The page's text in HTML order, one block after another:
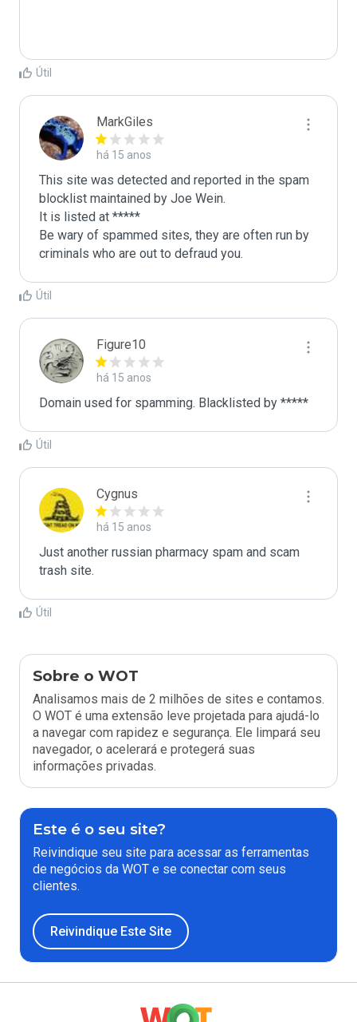
Útil
MarkGiles
há 15 anos
This site was detected and reported in the spam
blocklist maintained by Joe Wein.
It is listed at *****
Be wary of spammed sites, they are often run by
criminals who are out to defraud you.
Útil
Figure10
há 15 anos
Domain used for spamming. Blacklisted by *****
Útil
Cygnus
há 15 anos
Just another russian pharmacy spam and scam
trash site.
Útil
Sobre o WOT
Analisamos mais de 2 milhões de sites e contamos.
O WOT é uma extensão leve projetada para ajudá-lo
a navegar com rapidez e segurança. Ele limpará seu
navegador, o acelerará e protegerá suas
informações privadas.
Este é o seu site?
Reivindique seu site para acessar as ferramentas
de negócios da WOT e se conectar com seus
clientes.
Reivindique Este Site